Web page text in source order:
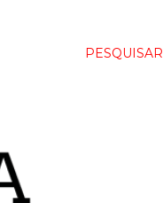
PESQUISAR